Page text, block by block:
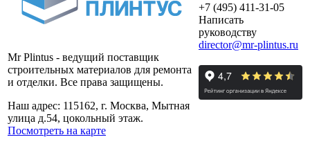
Mr Plintus - ведущий поставщик
строительных материалов для ремонта
и отделки. Все права защищены.
Наш адрес: 115162, г. Москва, Мытная
улица д.54, цокольный этаж.
Посмотреть на карте
+7 (495) 411-31-05
Написать
руководству
director@mr-plintus.ru